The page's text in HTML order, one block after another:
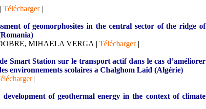
Télécharger|
of geomorphosites in the central sector of the ridge of
MIHAELA VERGA | Télécharger|
Smart Station sur le transport actif dans le cas d’améliorer
environnements scolaires a Chalghom Laid (Algérie)
|
development of geothermal energy in the context of climate